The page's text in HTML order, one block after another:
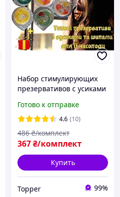
Набор стимулирующих
презервативов с усиками
удовольствия
Готово к отправке
4.6 (10)
367₴/комплект
486 ₴/комплект
Купить
Topper 99%